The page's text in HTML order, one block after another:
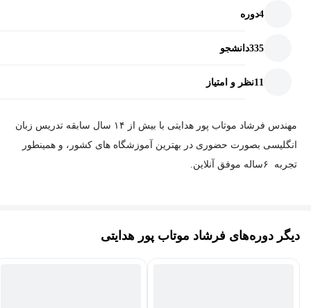
4دوره
335دانشجو
11نظر و امتیاز
مهندس فرشاد موتاب پور هدایتی با بیش از ۱۴ سال سابقه تدریس زبان
انگلیسی بصورت حضوری در بهترین آموزشگاه های کشور، و همینطور
تجربه ۶ساله موفق آنلاین.
دیگر دوره‌های فرشاد موتاب پور هدایتی